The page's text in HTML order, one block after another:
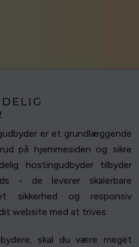
er et grundlæggende
på hjemmesiden og sikre
hostingudbyder tilbyder
- de leverer skalerbare
sikkerhed og responsiv
website med at trives.
skal du være meget